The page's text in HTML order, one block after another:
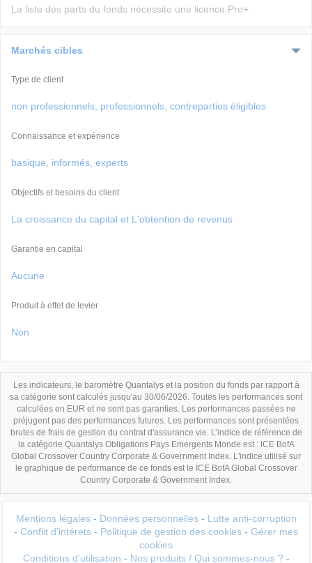
La liste des parts du fonds nécessite une licence Pro+
Marchés cibles
Type de client
non professionnels, professionnels, contreparties éligibles
Connaissance et expérience
basique, informés, experts
Objectifs et besoins du client
La croissance du capital et L'obtention de revenus
Garantie en capital
Aucune
Produit à effet de levier
Non
Les indicateurs, le baromètre Quantalys et la position du fonds par rapport à
sa catégorie sont calculés jusqu'au 30/06/2026. Toutes les performances sont
calculées en EUR et ne sont pas garanties. Les performances passées ne
préjugent pas des performances futures. Les performances sont présentées
brutes de frais de gestion du contrat d'assurance vie. L’indice de référence de
la catégorie Quantalys Obligations Pays Emergents Monde est : ICE BofA
Global Crossover Country Corporate & Government Index. L'indice utilisé sur
le graphique de performance de ce fonds est le ICE BofA Global Crossover
Country Corporate & Government Index.
Mentions légales - Données personnelles - Lutte anti-corruption
- Conflit d'intérets - Politique de gestion des cookies - Gérer mes
cookies
Conditions d'utilisation - Nos produits / Qui sommes-nous ? -